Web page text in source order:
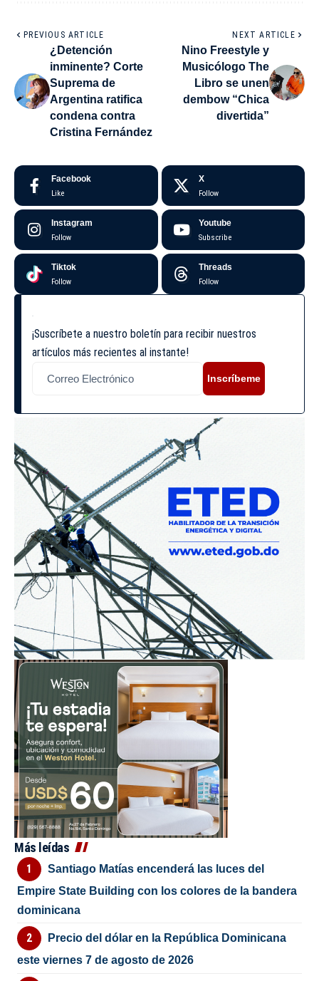
PREVIOUS ARTICLE
¿Detención
inminente? Corte
Suprema de
Argentina ratifica
condena contra
Cristina Fernández
NEXT ARTICLE
Nino Freestyle y
Musicólogo The
Libro se unen
dembow “Chica
divertida”
Facebook
Like
X
Follow
Instagram
Follow
Youtube
Subscribe
Tiktok
Follow
Threads
Follow
¡Suscríbete a nuestro boletín para recibir nuestros
artículos más recientes al instante!
Inscríbeme
Más leídas
Santiago Matías encenderá las luces del
Empire State Building con los colores de la bandera
dominicana
Precio del dólar en la República Dominicana
este viernes 7 de agosto de 2026